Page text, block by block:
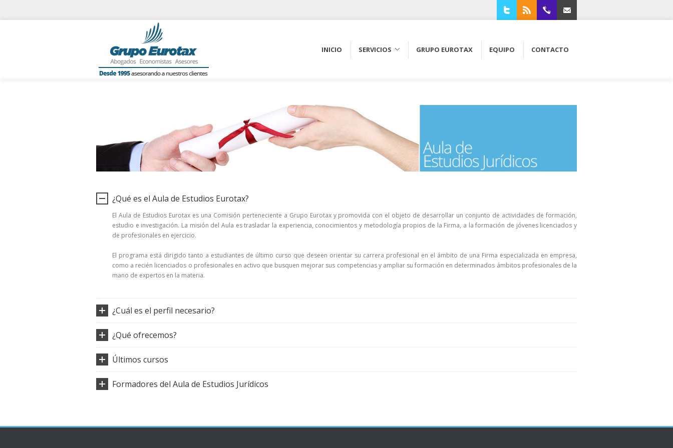
INICIO SERVICIOS GRUPO EUROTAX EQUIPO CONTACTO
¿Qué es el Aula de Estudios Eurotax?
El Aula de Estudios Eurotax es una Comisión perteneciente a Grupo Eurotax y promovida con el objeto de desarrollar un conjunto de actividades de formación,
estudio e investigación. La misión del Aula es trasladar la experiencia, conocimientos y metodología propios de la Firma, a la formación de jóvenes licenciados y
de profesionales en ejercicio.
El programa está dirigido tanto a estudiantes de último curso que deseen orientar su carrera profesional en el ámbito de una Firma especializada en empresa,
como a recién licenciados o profesionales en activo que busquen mejorar sus competencias y ampliar su formación en determinados ámbitos profesionales de la
mano de expertos en la materia.
¿Cuál es el perfil necesario?
¿Qué ofrecemos?
Últimos cursos
Formadores del Aula de Estudios Jurídicos